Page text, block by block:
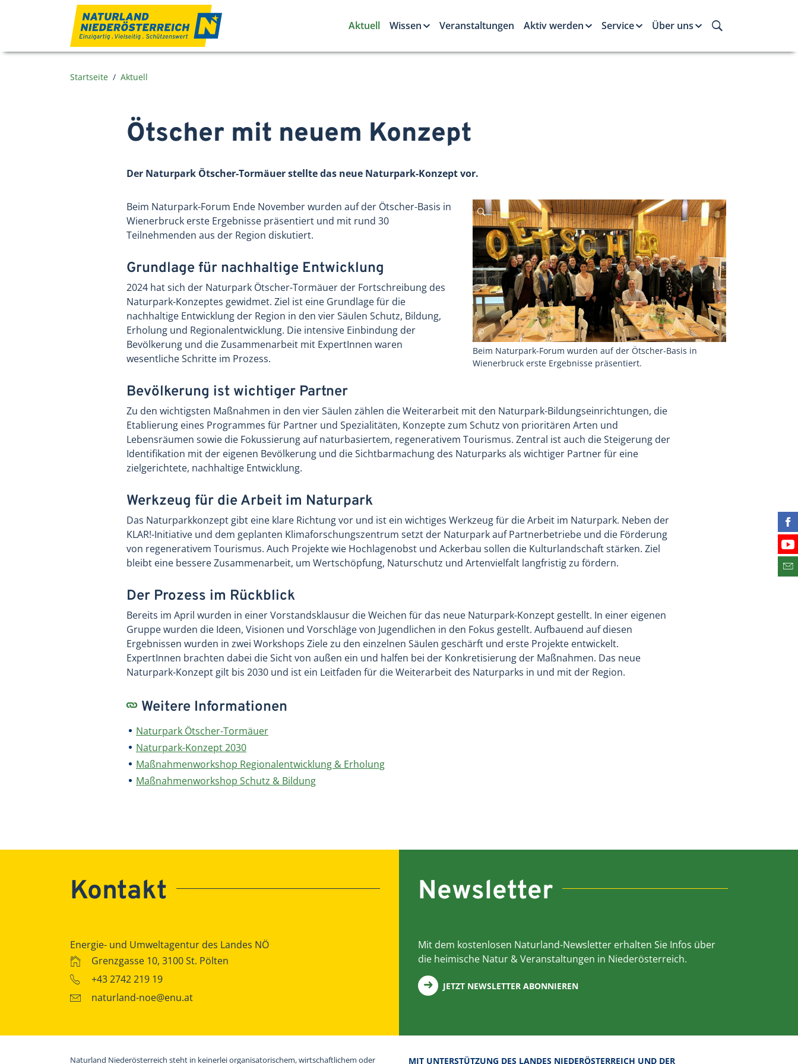
Aktuell
Wissen Veranstaltungen Aktiv werden Service Über uns
Startseite Aktuell
Ötscher mit neuem Konzept
Der Naturpark Ötscher-Tormäuer stellte das neue Naturpark-Konzept vor.
Beim Naturpark-Forum wurden auf der Ötscher-Basis in
Wienerbruck erste Ergebnisse präsentiert.
Beim Naturpark-Forum Ende November wurden auf der Ötscher-Basis in
Wienerbruck erste Ergebnisse präsentiert und mit rund 30
Teilnehmenden aus der Region diskutiert.
Grundlage für nachhaltige Entwicklung
2024 hat sich der Naturpark Ötscher-Tormäuer der Fortschreibung des
Naturpark-Konzeptes gewidmet. Ziel ist eine Grundlage für die
nachhaltige Entwicklung der Region in den vier Säulen Schutz, Bildung,
Erholung und Regionalentwicklung. Die intensive Einbindung der
Bevölkerung und die Zusammenarbeit mit ExpertInnen waren
wesentliche Schritte im Prozess.
Bevölkerung ist wichtiger Partner
Zu den wichtigsten Maßnahmen in den vier Säulen zählen die Weiterarbeit mit den Naturpark-Bildungseinrichtungen, die
Etablierung eines Programmes für Partner und Spezialitäten, Konzepte zum Schutz von prioritären Arten und
Lebensräumen sowie die Fokussierung auf naturbasiertem, regenerativem Tourismus. Zentral ist auch die Steigerung der
Identifikation mit der eigenen Bevölkerung und die Sichtbarmachung des Naturparks als wichtiger Partner für eine
zielgerichtete, nachhaltige Entwicklung.
Werkzeug für die Arbeit im Naturpark
Das Naturparkkonzept gibt eine klare Richtung vor und ist ein wichtiges Werkzeug für die Arbeit im Naturpark. Neben der
KLAR!-Initiative und dem geplanten Klimaforschungszentrum setzt der Naturpark auf Partnerbetriebe und die Förderung
von regenerativem Tourismus. Auch Projekte wie Hochlagenobst und Ackerbau sollen die Kulturlandschaft stärken. Ziel
bleibt eine bessere Zusammenarbeit, um Wertschöpfung, Naturschutz und Artenvielfalt langfristig zu fördern.
Der Prozess im Rückblick
Bereits im April wurden in einer Vorstandsklausur die Weichen für das neue Naturpark-Konzept gestellt. In einer eigenen
Gruppe wurden die Ideen, Visionen und Vorschläge von Jugendlichen in den Fokus gestellt. Aufbauend auf diesen
Ergebnissen wurden in zwei Workshops Ziele zu den einzelnen Säulen geschärft und erste Projekte entwickelt.
ExpertInnen brachten dabei die Sicht von außen ein und halfen bei der Konkretisierung der Maßnahmen. Das neue
Naturpark-Konzept gilt bis 2030 und ist ein Leitfaden für die Weiterarbeit des Naturparks in und mit der Region.
Weitere Informationen
Naturpark Ötscher-Tormäuer
Naturpark-Konzept 2030
Maßnahmenworkshop Regionalentwicklung & Erholung
Maßnahmenworkshop Schutz & Bildung
Newsletter
Mit dem kostenlosen Naturland-Newsletter erhalten Sie Infos über
die heimische Natur & Veranstaltungen in Niederösterreich.
JETZT NEWSLETTER ABONNIEREN
Kontakt
Energie- und Umweltagentur des Landes NÖ
Grenzgasse 10, 3100 St. Pölten
+43 2742 219 19
naturland-noe@enu.at
Naturland Niederösterreich steht in keinerlei organisatorischem, wirtschaftlichem oder MIT UNTERSTÜTZUNG DES LANDES NIEDERÖSTERREICH UND DER